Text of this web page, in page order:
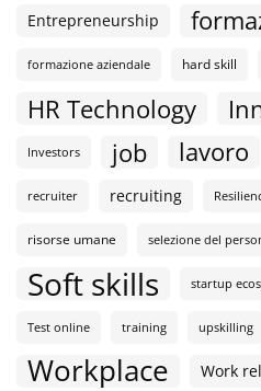
Entrepreneurship
formazione aziendale hard skill
HR Technology
Investors job lavoro
recruiter recruiting
risorse umane selezione del
Soft skills startup
Test online training upskilling
Workplace Work